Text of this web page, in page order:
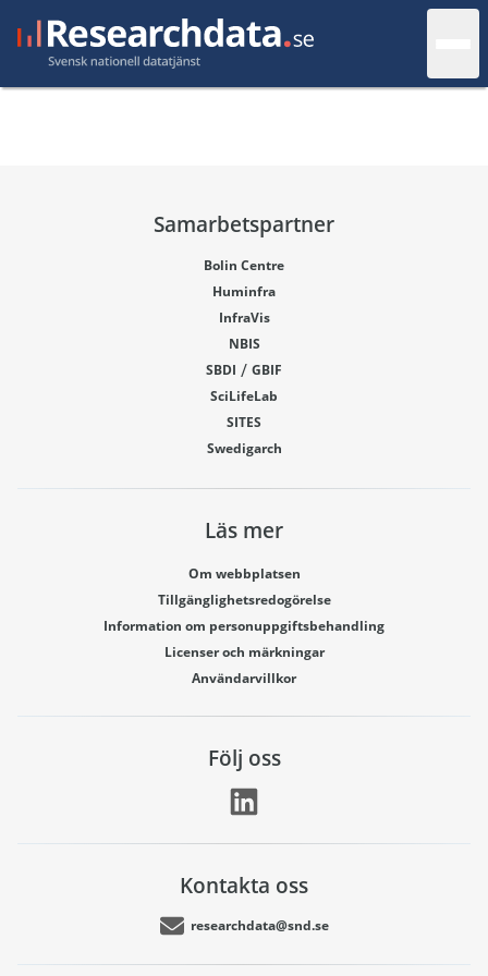
Samarbetspartner
Bolin Centre
Huminfra
InfraVis
NBIS
SBDI / GBIF
SciLifeLab
SITES
Swedigarch
Läs mer
Om webbplatsen
Tillgänglighetsredogörelse
Information om personuppgiftsbehandling
Licenser och märkningar
Användarvillkor
Följ oss
Kontakta oss
researchdata@snd.se